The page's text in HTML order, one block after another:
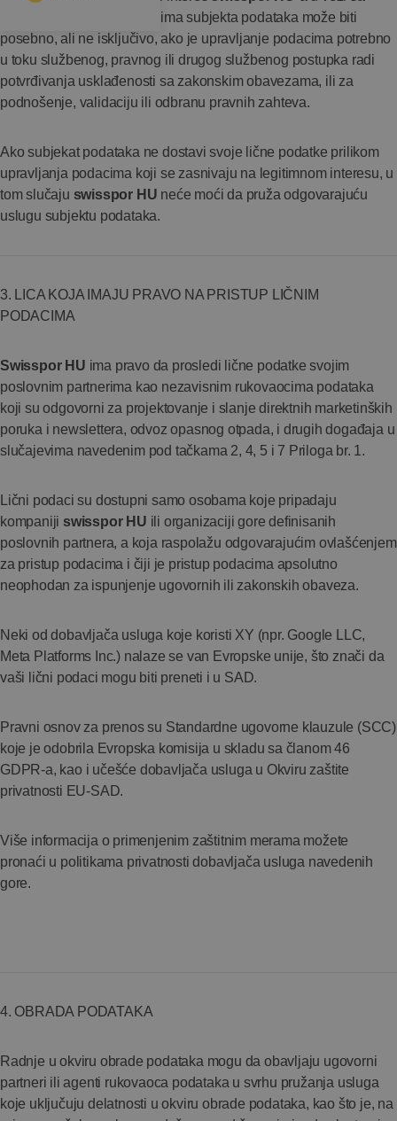
upravljanjem ličnim podacima subjekta podataka može biti
posebno, ali ne isključivo, ako je upravljanje podacima potrebno
u toku službenog, pravnog ili drugog službenog postupka radi
potvrđivanja usklađenosti sa zakonskim obavezama, ili za
podnošenje, validaciju ili odbranu pravnih zahteva.
Ako subjekat podataka ne dostavi svoje lične podatke prilikom
upravljanja podacima koji se zasnivaju na legitimnom interesu, u
tom slučaju swisspor HU neće moći da pruža odgovarajuću
uslugu subjektu podataka.
3. LICA KOJA IMAJU PRAVO NA PRISTUP LIČNIM
PODACIMA
Swisspor HU ima pravo da prosledi lične podatke svojim
poslovnim partnerima kao nezavisnim rukovaocima podataka
koji su odgovorni za projektovanje i slanje direktnih marketinških
poruka i newslettera, odvoz opasnog otpada, i drugih događaja u
slučajevima navedenim pod tačkama 2, 4, 5 i 7 Priloga br. 1.
Lični podaci su dostupni samo osobama koje pripadaju
kompaniji swisspor HU ili organizaciji gore definisanih
poslovnih partnera, a koja raspolažu odgovarajućim ovlašćenjem
za pristup podacima i čiji je pristup podacima apsolutno
neophodan za ispunjenje ugovornih ili zakonskih obaveza.
Neki od dobavljača usluga koje koristi XY (npr. Google LLC,
Meta Platforms Inc.) nalaze se van Evropske unije, što znači da
vaši lični podaci mogu biti preneti i u SAD.
Pravni osnov za prenos su Standardne ugovorne klauzule (SCC)
koje je odobrila Evropska komisija u skladu sa članom 46
GDPR-a, kao i učešće dobavljača usluga u Okviru zaštite
privatnosti EU-SAD.
Više informacija o primenjenim zaštitnim merama možete
pronaći u politikama privatnosti dobavljača usluga navedenih
gore.
4. OBRADA PODATAKA
Radnje u okviru obrade podataka mogu da obavljaju ugovorni
partneri ili agenti rukovaoca podataka u svrhu pružanja usluga
koje uključuju delatnosti u okviru obrade podataka, kao što je, na